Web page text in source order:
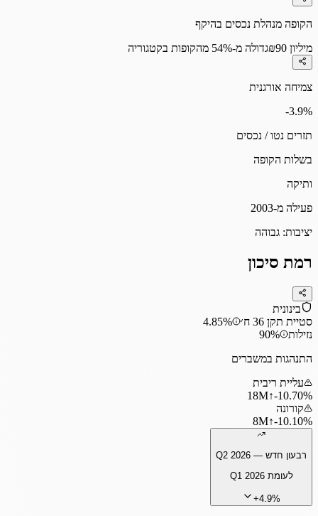
הקופה מנהלת נכסים בהיקף
₪90 מיליון
גדולה מ-54% מהקופות בקטגוריה
צמיחה אורגנית
-3.9%
תזרים נטו / נכסים
בשלות הקופה
ותיקה
פעילה מ-2003
יציבות: גבוהה
רמת סיכון
בינונית
סטיית תקן 36 ח׳
4.85%
נזילות
90%
התנהגות במשברים
עליית ריבית
‎-10.70%
↑
18M
קורונה
‎-10.10%
↑
8M
רבעון חדש — Q2 2026
לעומתQ1 2026
+4.9%